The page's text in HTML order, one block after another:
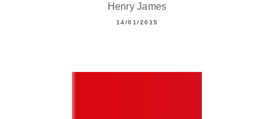
Henry James
14/01/2015